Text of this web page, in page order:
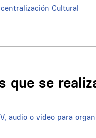
Cultural
que se
audio o video para